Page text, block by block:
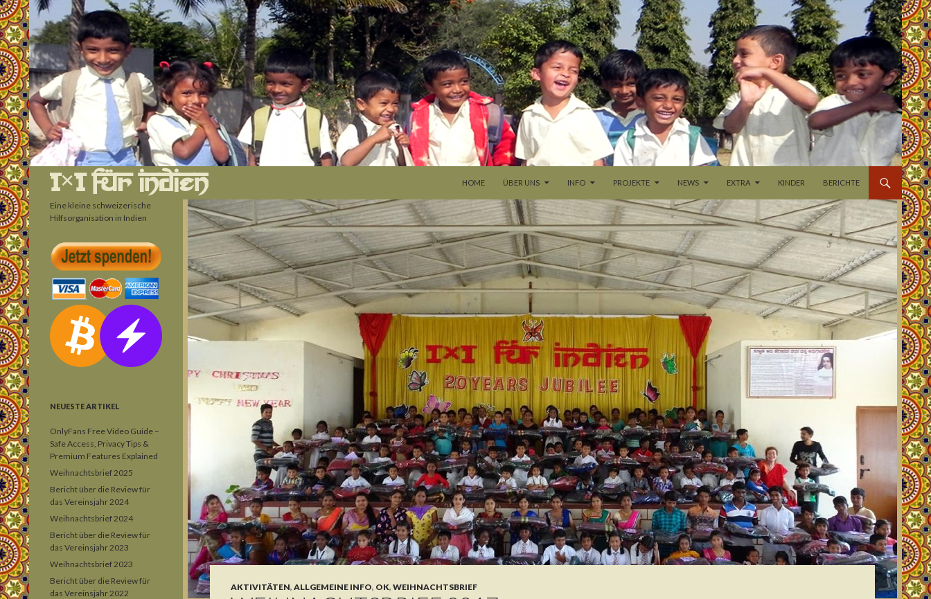
1×1 für Indien
Suchen
HOME
ÜBER UNS INFO PROJEKTE NEWS EXTRA KINDER BERICHTE
AKTIVITÄTEN, ALLGEMEINE INFO, OK, WEIHNACHTSBRIEF
Eine kleine schweizerische
Hilfsorganisation in Indien
NEUESTE ARTIKEL
OnlyFans Free Video Guide –
Safe Access, Privacy Tips &
Premium Features Explained
Weihnachtsbrief 2025
Bericht über die Review für
das Vereinsjahr 2024
Weihnachtsbrief 2024
Bericht über die Review für
das Vereinsjahr 2023
Weihnachtsbrief 2023
Bericht über die Review für
das Vereinsjahr 2022